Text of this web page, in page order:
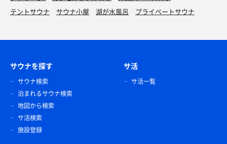
テントサウナ
サウナ小屋 湖が水風呂 プライベートサウナ
サウナを探す
サウナ検索
泊まれるサウナ検索
地図から検索
サ活検索
施設登録
サ活
サ活一覧